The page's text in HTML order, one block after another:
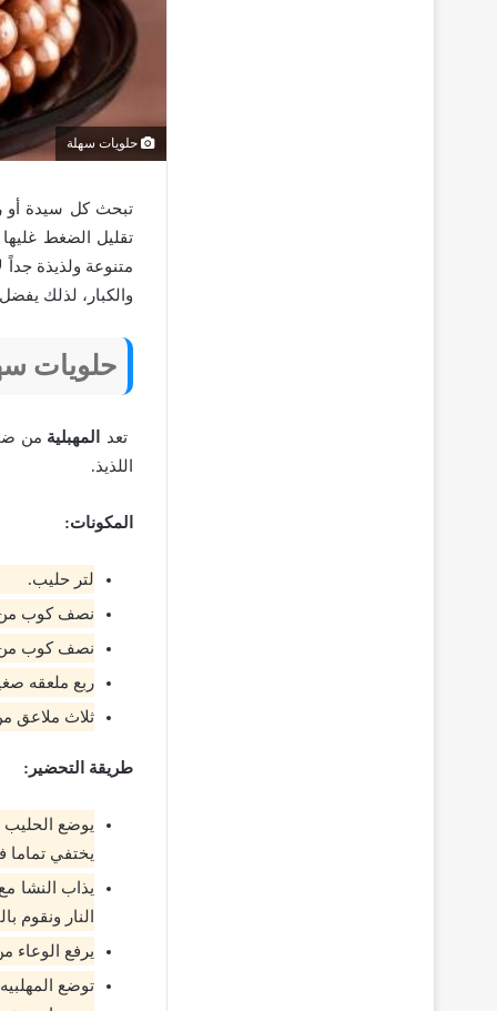
حلويات سهلة
تبحث كل سيدة أو
تقليل الضغط
متنوعة ولذيذة جداً
والكبار، لذلك
حلويات
تعد المهبلية من
اللذيذ.
المكونات:
لتر حليب.
نصف كوب من
نصف كوب من
ربع ملعقه
ثلاث ملاعق
طريقة التحضير:
يوضع الحليب
يختفي تماما
يذاب النشا
النار ونقوم
يرفع الوعاء
توضع